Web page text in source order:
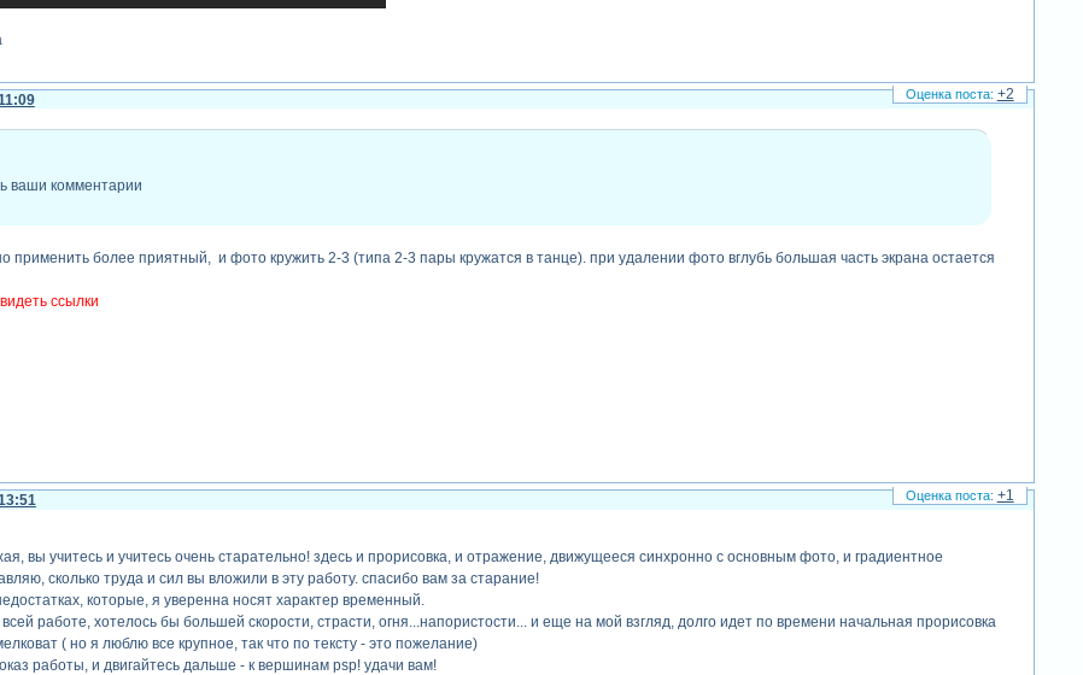
ваши комментарии
более приятный, и фото кружить 2-3 (типа 2-3 пары кружатся в танце). при удалении фото вглубь большая часть экрана остается
ссылки
+2
вы учитесь и учитесь очень старательно! здесь и прорисовка, и отражение, движущееся синхронно с основным фото, и градиентное
сколько труда и сил вы вложили в эту работу. спасибо вам за старание!
которые, я уверенна носят характер временный.
работе, хотелось бы большей скорости, страсти, огня...напористости... и еще на мой взгляд, долго идет по времени начальная прорисовка
( но я люблю все крупное, так что по тексту - это пожелание)
работы, и двигайтесь дальше - к вершинам psp! удачи вам!
+1